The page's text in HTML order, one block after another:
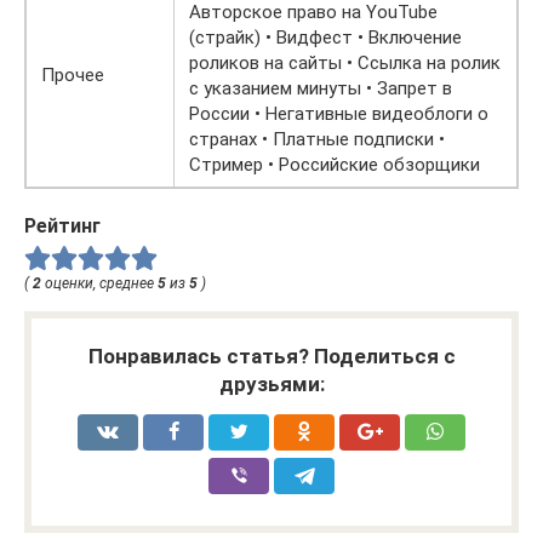
Прочее
Авторское право на YouTube
(страйк) • Видфест • Включение
роликов на сайты • Ссылка на ролик
с указанием минуты • Запрет в
России • Негативные видеоблоги о
странах • Платные подписки •
Стример • Российские обзорщики
Рейтинг
( 2 оценки, среднее 5 из 5 )
Понравилась статья? Поделиться с
друзьями: